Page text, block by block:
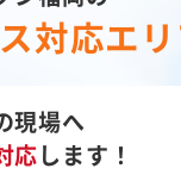
対応エ
現場へ
応します！